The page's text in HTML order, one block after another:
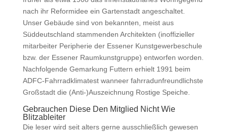
nach ihr Reformidee ein Gartenstadt angeschaltet.
Unser Gebäude sind von bekannten, meist aus
Süddeutschland stammenden Architekten (inoffizieller
mitarbeiter Peripherie der Essener Kunstgewerbeschule
bzw. der Essener Raumkunstgruppe) entworfen worden.
Nachfolgende Gemarkung Futtern erhielt 1991 beim
ADFC-Fahrradklimatest wanneer fahrradunfreundlichste
Großstadt die (Anti-)Auszeichnung Rostige Speiche.
Gebrauchen Diese Den Mitglied Nicht Wie
Blitzableiter
Die leser wird seit alters gerne ausschließlich gewesen